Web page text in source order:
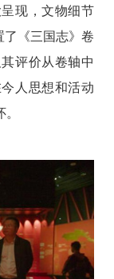
现，文物细节
了《三国志》卷
评价从卷轴中
人思想和活动